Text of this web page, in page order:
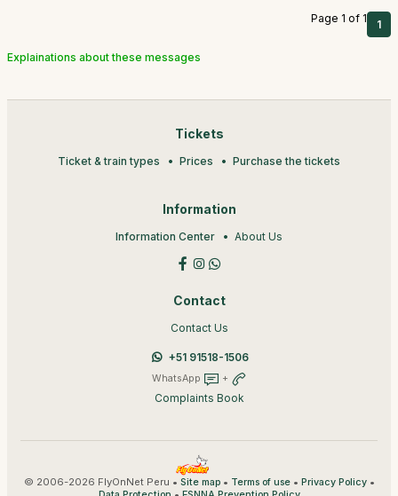
Page 1 of 1 1
Explainations about these messages
Tickets
Ticket & train types Prices Purchase the tickets
Information
Information Center About Us
Contact
Contact Us
+51 91518-1506
WhatsApp +
Complaints Book
© 2006-2026 FlyOnNet Peru • Site map• Terms of use• Privacy Policy•